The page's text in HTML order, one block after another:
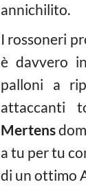
annichilito.
I rossoneri
è davvero
palloni a
attaccanti
Mertens
a tu per tu
di un ottimo